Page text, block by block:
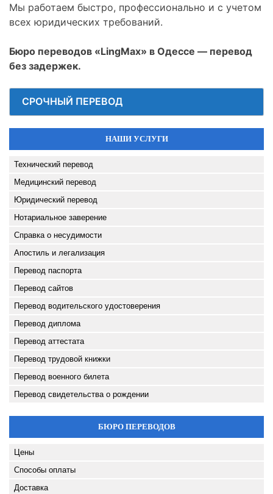
Мы работаем быстро, профессионально и с учетом
всех юридических требований.
Бюро переводов «LingMax» в Одессе — перевод
без задержек.
СРОЧНЫЙ ПЕРЕВОД
НАШИ УСЛУГИ
Технический перевод
Медицинский перевод
Юридический перевод
Нотариальное заверение
Справка о несудимости
Апостиль и легализация
Перевод паспорта
Перевод сайтов
Перевод водительского удостоверения
Перевод диплома
Перевод аттестата
Перевод трудовой книжки
Перевод военного билета
Перевод свидетельства о рождении
БЮРО ПЕРЕВОДОВ
Цены
Способы оплаты
Доставка